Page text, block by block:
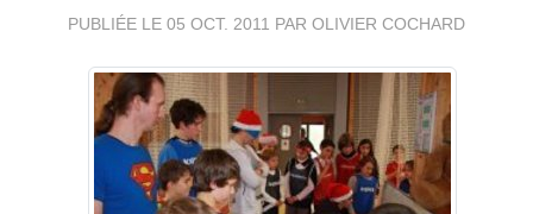
PUBLIÉE LE 05 OCT. 2011 PAR OLIVIER COCHARD